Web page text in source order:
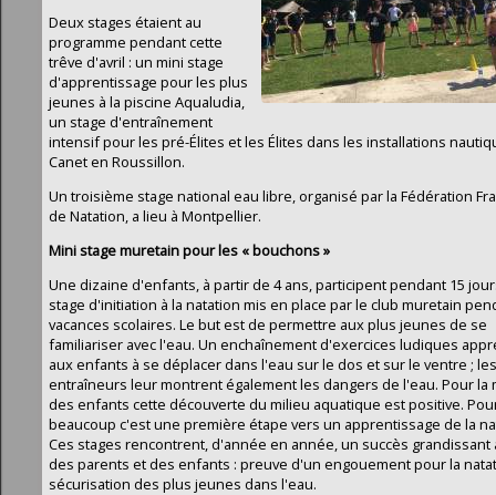
Deux stages étaient au
programme pendant cette
trêve d'avril : un mini stage
d'apprentissage pour les plus
jeunes à la piscine Aqualudia,
un stage d'entraînement
intensif pour les pré-Élites et les Élites dans les installations
Canet en Roussillon.
Un troisième stage national eau libre, organisé par la Fédération
de Natation, a lieu à Montpellier.
Mini stage muretain pour les « bouchons »
Une dizaine d'enfants, à partir de 4 ans, participent pendant 15
stage d'initiation à la natation mis en place par le club muretain
vacances scolaires. Le but est de permettre aux plus jeunes de se
familiariser avec l'eau. Un enchaînement d'exercices ludiques
aux enfants à se déplacer dans l'eau sur le dos et sur le ventre ; les
entraîneurs leur montrent également les dangers de l'eau. Pour la
des enfants cette découverte du milieu aquatique est positive.
beaucoup c'est une première étape vers un apprentissage de la
Ces stages rencontrent, d'année en année, un succès grandissant
des parents et des enfants : preuve d'un engouement pour la
sécurisation des plus jeunes dans l'eau.